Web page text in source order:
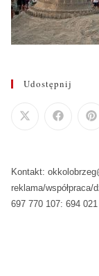
Udostępnij
Kontakt:
reklama/współpraca/
697 770 107: 694